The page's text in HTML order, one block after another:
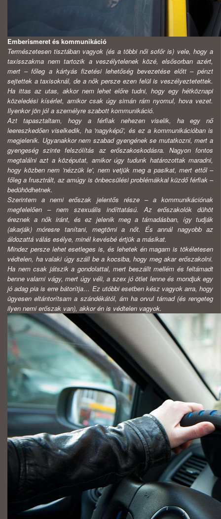
Emberismeret és kommunikáció
Természetesen tisztában vagyok (és a többi női sofőr is) vele, hogy a
taxisszakma nem tartozik a veszélytelenek közé, elsősorban azért,
mert – főleg a kártyás fizetési lehetőség bevezetése előtt – pénzt
sejtettek a taxisoknál, de a nők persze ezen felül is veszélyeztetettek.
Ha ittas az utas, akkor nem lehet előre tudni, hogy egy hétköznapi
közeledési kísérlet, amikor csak úgy simán rám nyomul, hova vezet.
Ilyenkor jön jól a személyre szabott kommunikáció.
Azt tapasztaltam, hogy a férfiak nehezen viselik, ha egy nő
leereszkedően viselkedik, ha 'nagyképű', és ez a kommunikációban is
megjelenik. Ugyanakkor nem szabad gyengének se mutatkozni, mert a
gyengeség szinte felszólítás az erőszakoskodásra. Nagyon fontos
megtalálni azt a középutat, amikor úgy tudunk határozottak maradni,
hogy közben nem 'nézzük le', nem vetjük meg a pasikat, mert ettől –
főleg a frusztrált, az amúgy is önbecsülési problémákkal küzdő férfiak –
bedühödhetnek.
Szerintem a nemi erőszak jelentős része – a kommunikációnak
megfelelően – nem szexuális indíttatású. Az erőszakolók dühöt
éreznek a nők iránt, és ez jelenik meg a támadásban, így tudják
(akarják) móresre tanítani, megtörni a nőt. És annál nagyobb az
áldozattá válás esélye, minél kevésbé értjük a másikat.
Mindez persze lehet esetleges is, és lehetek én magam is tökéletesen
védtelen, ha valaki úgy száll be a kocsiba, hogy meg akar erőszakolni.
Ha nem csak játszik a gondolattal, mert beszállt mellém és feltámadt
benne valami vágy, mert úgy véli, a szex jó ötlet lenne és mondjuk egy
jó adag pia is erre bátorítja… Ez utóbbi esetben kész vagyok arra, hogy
ügyesen eltántorítsam a szándékától, ám ha orvul támad (és rengeteg
ilyen nemi erőszak van), akkor én is védtelen vagyok.